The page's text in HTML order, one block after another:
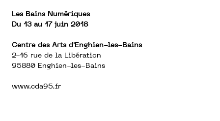
Les Bains Numériques
Du 13 au 17 juin 2018
Centre des Arts d'Enghien-les-Bains
2-16 rue de la Libération
95880 Enghien-les-Bains
www.cda95.fr